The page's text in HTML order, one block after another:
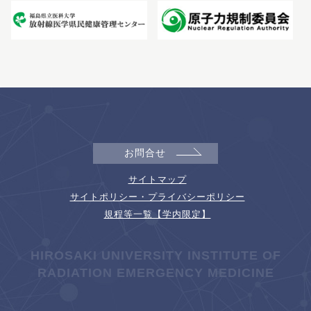
お問合せ
サイトマップ
サイトポリシー・プライバシーポリシー
規程等一覧【学内限定】
HIROSAKI UNIVERSITY INSTITUTE OF
RADIATION EMERGENCY MEDICINE